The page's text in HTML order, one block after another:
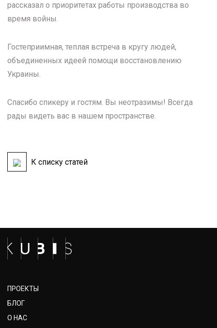
рассказал о приоритетах работы производства во
время войны.
Гостеприимная, теплая встреча в кругу людей,
объединенных идеей помощи восстановлению
Украины.
Спасибо спикеру и гостям. Вы неотразимы! Всегда
рады видеть вас в нашем пространстве.
К списку статей
ПРОЕКТЫ
БЛОГ
О НАС